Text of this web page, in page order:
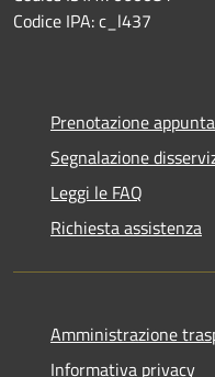
Codice IPA: c_l437
Prenotazione
Segnalazione
Leggi le FAQ
Richiesta assistenza
Amministrazione
Informativa privacy